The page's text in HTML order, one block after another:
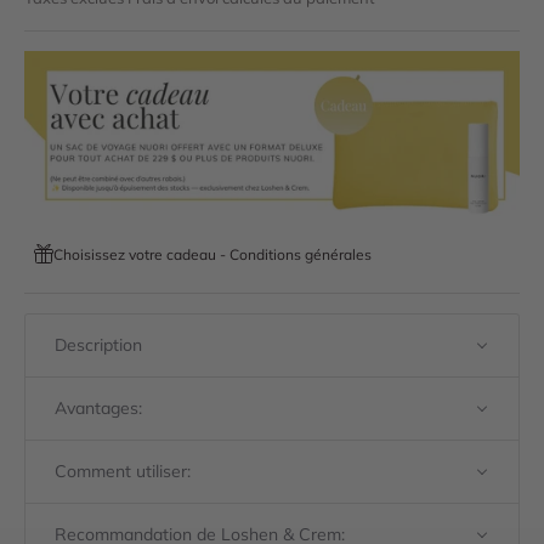
Choisissez votre cadeau - Conditions générales
Description
Avantages:
Comment utiliser:
Recommandation de Loshen & Crem: